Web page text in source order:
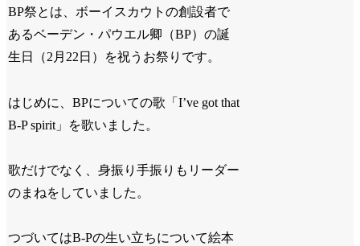
BP祭とは、ボーイスカウトの創設者で
あるベーデン・パウエル卿（BP）の誕
生日（2月22日）を祝うお祭りです。
はじめに、BPについての歌「I’ve got that
B-P spirit」を歌いました。
歌だけでなく、身振り手振りもリーダー
のまねをしていました。
つづいてはB-Pの生い立ちについて絵本